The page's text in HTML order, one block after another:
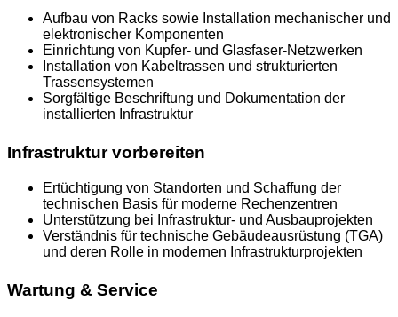
Aufbau von Racks sowie Installation mechanischer und
elektronischer Komponenten
Einrichtung von Kupfer- und Glasfaser-Netzwerken
Installation von Kabeltrassen und strukturierten
Trassensystemen
Sorgfältige Beschriftung und Dokumentation der
installierten Infrastruktur
Infrastruktur vorbereiten
Ertüchtigung von Standorten und Schaffung der
technischen Basis für moderne Rechenzentren
Unterstützung bei Infrastruktur- und Ausbauprojekten
Verständnis für technische Gebäudeausrüstung (TGA)
und deren Rolle in modernen Infrastrukturprojekten
Wartung & Service